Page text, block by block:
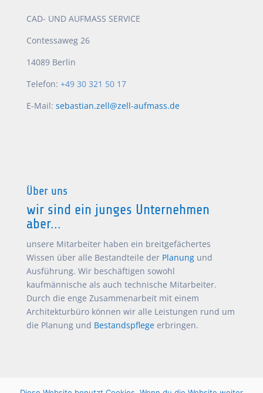
CAD- UND AUFMASS SERVICE
Contessaweg 26
14089 Berlin
Telefon: +49 30 321 50 17
E-Mail: sebastian.zell@zell-aufmass.de
Über uns
wir sind ein junges Unternehmen
aber...
unsere Mitarbeiter haben ein breitgefächertes
Wissen über alle Bestandteile der Planungund
Ausführung. Wir beschäftigen sowohl
kaufmännische als auch technische Mitarbeiter.
Durch die enge Zusammenarbeit mit einem
Architekturbüro können wir alle Leistungen rund um
die Planung und Bestandspflegeerbringen.